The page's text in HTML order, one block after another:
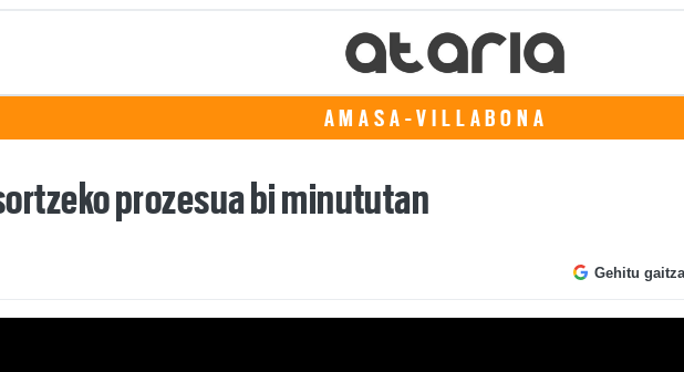
AMASA-VILLABONA
prozesua bi minututan
Gehitu